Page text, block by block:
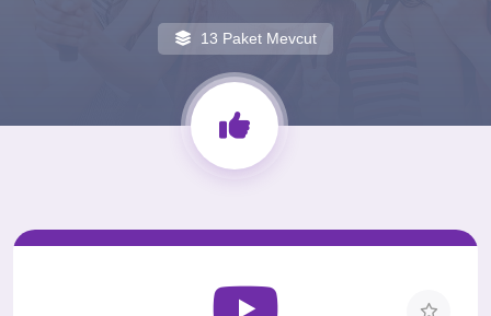
13 Paket Mevcut